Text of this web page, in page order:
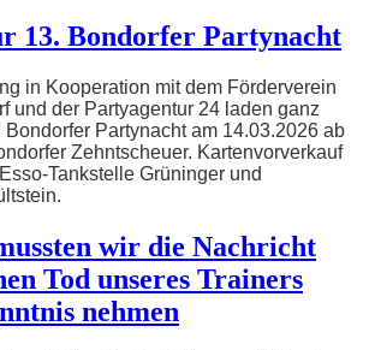
13. Bondorfer Partynacht
in Kooperation mit dem Förderverein
und der Partyagentur 24 laden ganz
Bondorfer Partynacht am 14.03.2026 ab
Zehntscheuer. Kartenvorverkauf
Tankstelle Grüninger und
wir die Nachricht
Tod unseres Trainers
nehmen